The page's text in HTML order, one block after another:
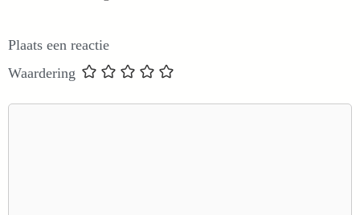
Plaats een reactie
Waardering